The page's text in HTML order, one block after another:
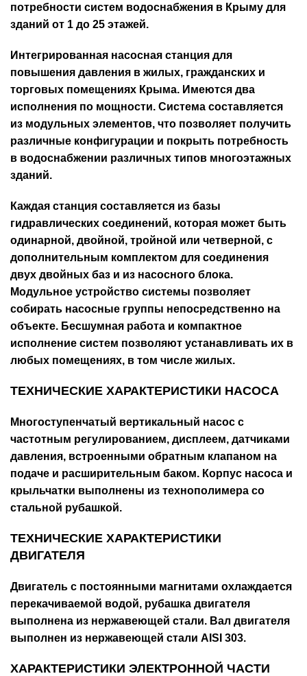
потребности систем водоснабжения в Крыму для
зданий от 1 до 25 этажей.
Интегрированная насосная станция для
повышения давления в жилых, гражданских и
торговых помещениях Крыма. Имеются два
исполнения по мощности. Система составляется
из модульных элементов, что позволяет получить
различные конфигурации и покрыть потребность
в водоснабжении различных типов многоэтажных
зданий.
Каждая станция составляется из базы
гидравлических соединений, которая может быть
одинарной, двойной, тройной или четверной, с
дополнительным комплектом для соединения
двух двойных баз и из насосного блока.
Модульное устройство системы позволяет
собирать насосные группы непосредственно на
объекте. Бесшумная работа и компактное
исполнение систем позволяют устанавливать их в
любых помещениях, в том числе жилых.
ТЕХНИЧЕСКИЕ ХАРАКТЕРИСТИКИ НАСОСА
Многоступенчатый вертикальный насос с
частотным регулированием, дисплеем, датчиками
давления, встроенными обратным клапаном на
подаче и расширительным баком. Корпус насоса и
крыльчатки выполнены из технополимера со
стальной рубашкой.
ТЕХНИЧЕСКИЕ ХАРАКТЕРИСТИКИ
ДВИГАТЕЛЯ
Двигатель с постоянными магнитами охлаждается
перекачиваемой водой, рубашка двигателя
выполнена из нержавеющей стали. Вал двигателя
выполнен из нержавеющей стали AISI 303.
ХАРАКТЕРИСТИКИ ЭЛЕКТРОННОЙ ЧАСТИ